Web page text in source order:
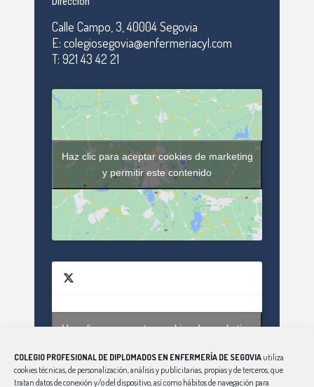
COLEGIO PROFESIONAL DE DIPLOMADOS EN ENFERMERÍA DE SEGOVIA utiliza
cookies técnicas, de personalización, análisis y publicitarias, propias y de terceros, que
tratan datos de conexión y/o del dispositivo, así como hábitos de navegación para
Calle Campo, 3, 40004 Segovia
E: colegiosegovia@enfermeriacyl.com
T: 921 43 42 21
Haz clic para aceptar cookies de marketing
y permitir este contenido
Haz clic para aceptar cookies de marketing